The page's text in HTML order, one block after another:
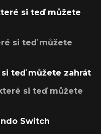
si teď můžete
si teď můžete
teď můžete zahrát
si teď můžete
Switch